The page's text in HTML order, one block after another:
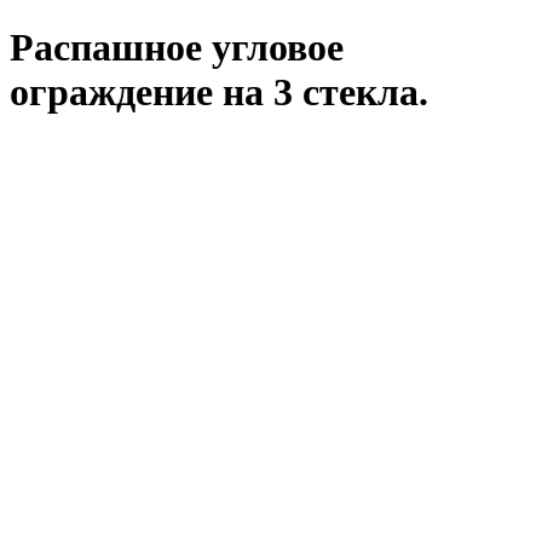
Распашное угловое
ограждение на 3 стекла.